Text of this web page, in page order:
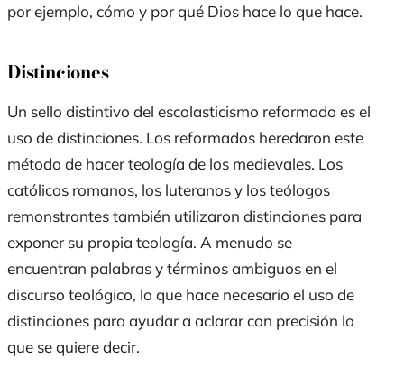
por ejemplo, cómo y por qué Dios hace lo que hace.
Distinciones
Un sello distintivo del escolasticismo reformado es el
uso de distinciones. Los reformados heredaron este
método de hacer teología de los medievales. Los
católicos romanos, los luteranos y los teólogos
remonstrantes también utilizaron distinciones para
exponer su propia teología. A menudo se
encuentran palabras y términos ambiguos en el
discurso teológico, lo que hace necesario el uso de
distinciones para ayudar a aclarar con precisión lo
que se quiere decir.